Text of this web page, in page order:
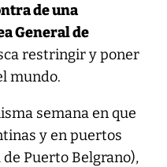
de una
General de
restringir y poner
mundo.
semana en que
y en puertos
Puerto Belgrano),